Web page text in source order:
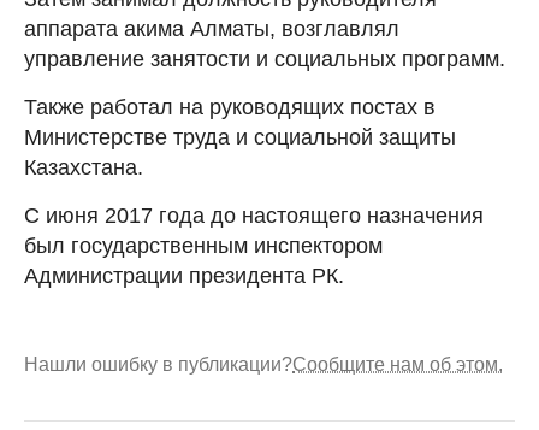
аппарата акима Алматы, возглавлял
управление занятости и социальных программ.
Также работал на руководящих постах в
Министерстве труда и социальной защиты
Казахстана.
С июня 2017 года до настоящего назначения
был государственным инспектором
Администрации президента РК.
Нашли ошибку в публикации?Сообщите нам об этом.